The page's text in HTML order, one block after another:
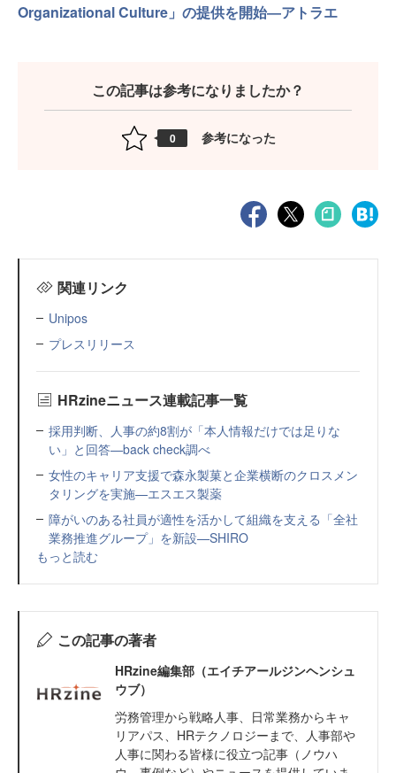
Organizational Culture」の提供を開始―アトラエ
この記事は参考になりましたか？
0 参考になった
関連リンク
Unipos
プレスリリース
HRzineニュース連載記事一覧
採用判断、人事の約8割が「本人情報だけでは足りな
い」と回答—back check調べ
女性のキャリア支援で森永製菓と企業横断のクロスメン
タリングを実施—エスエス製薬
障がいのある社員が適性を活かして組織を支える「全社
業務推進グループ」を新設—SHIRO
もっと読む
この記事の著者
HRzine編集部（エイチアールジンヘンシュ
ウブ）
労務管理から戦略人事、日常業務からキャ
リアパス、HRテクノロジーまで、人事部や
人事に関わる皆様に役立つ記事（ノウハ